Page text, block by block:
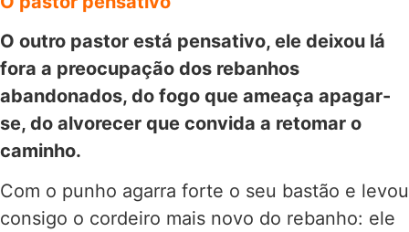
O outro pastor está pensativo, ele deixou lá
fora a preocupação dos rebanhos
abandonados, do fogo que ameaça apagar-
se, do alvorecer que convida a retomar o
caminho.
Com o punho agarra forte o seu bastão e levou
consigo o cordeiro mais novo do rebanho: ele